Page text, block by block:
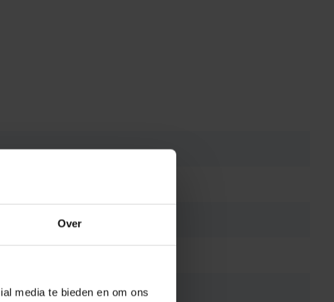
Over
media te bieden en om ons